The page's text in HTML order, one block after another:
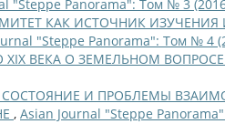
"Steppe Panorama": Том № 3
КАК ИСТОЧНИК ИЗУЧЕНИЯ
"Steppe Panorama": Том № 4
ВЕКА О ЗЕМЕЛЬНОМ ВОПРОСЕ
И ПРОБЛЕМЫ
, Asian Journal "Steppe